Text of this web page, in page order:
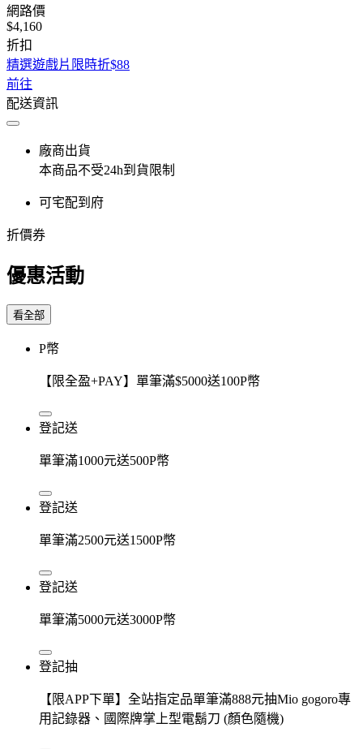
網路價
$4,160
折扣
精選遊戲片限時折$88
前往
配送資訊
廠商出貨
本商品不受24h到貨限制
可宅配到府
折價券
優惠活動
看全部
P幣
【限全盈+PAY】單筆滿$5000送100P幣
登記送
單筆滿1000元送500P幣
登記送
單筆滿2500元送1500P幣
登記送
單筆滿5000元送3000P幣
登記抽
【限APP下單】全站指定品單筆滿888元抽Mio gogoro專
用記錄器、國際牌掌上型電鬍刀 (顏色隨機)